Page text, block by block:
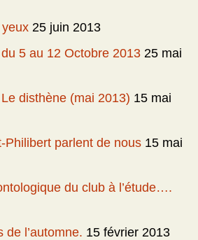
25 juin 2013
5 au 12 Octobre 2013 25 mai
disthène (mai 2013) 15 mai
Philibert parlent de nous 15 mai
du club à l’étude….
de l’automne. 15 février 2013